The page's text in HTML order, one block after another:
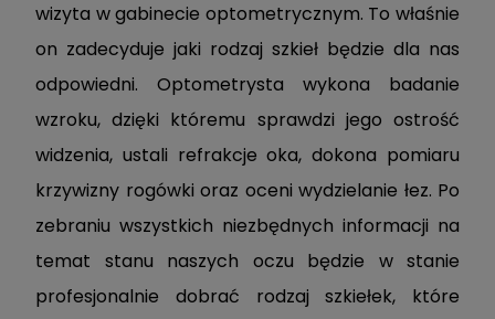
wizyta w gabinecie optometrycznym. To właśnie
on zadecyduje jaki rodzaj szkieł będzie dla nas
odpowiedni. Optometrysta wykona badanie
wzroku, dzięki któremu sprawdzi jego ostrość
widzenia, ustali refrakcje oka, dokona pomiaru
krzywizny rogówki oraz oceni wydzielanie łez. Po
zebraniu wszystkich niezbędnych informacji na
temat stanu naszych oczu będzie w stanie
profesjonalnie dobrać rodzaj szkiełek, które